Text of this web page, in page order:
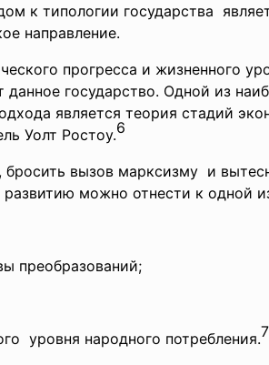
типологии государства
направление.
прогресса и жизненного
государство. Одной из
является теория стадий
Уолт Ростоу.6
вызов марксизму и
можно отнести к одной
преобразований;
уровня народного потребления.